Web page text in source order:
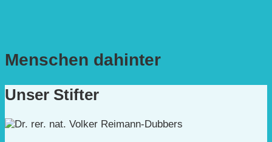
Menschen dahinter
Unser Stifter